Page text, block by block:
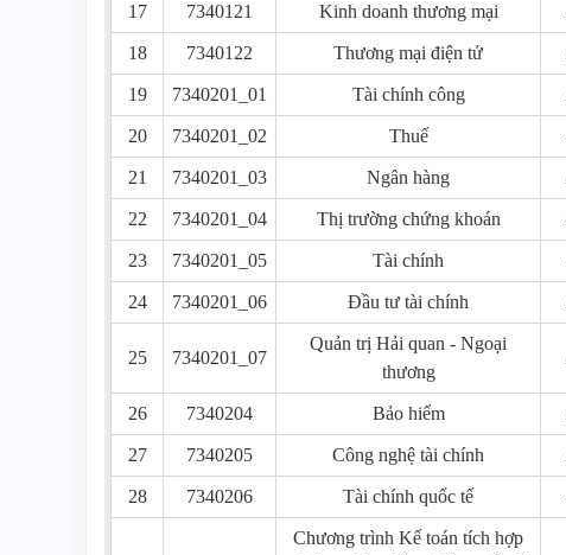
17 7340121 Kinh doanh thương mại
18 7340122 Thương mại điện tử
19 7340201_01 Tài chính công
20 7340201_02 Thuế
21 7340201_03 Ngân hàng
22 7340201_04 Thị trường chứng khoán
23 7340201_05 Tài chính
24 7340201_06 Đầu tư tài chính
25 7340201_07
Quản trị Hải quan - Ngoại
thương
26 7340204 Bảo hiểm
27 7340205 Công nghệ tài chính
28 7340206 Tài chính quốc tế
Chương trình Kế toán tích hợp